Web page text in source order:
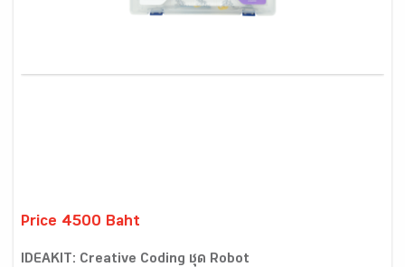
Price 4500 Baht
IDEAKIT: Creative Coding ชุด Robot